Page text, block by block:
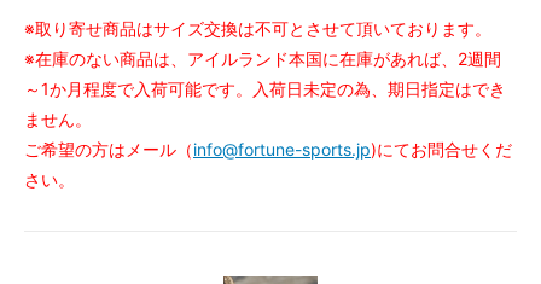
※取り寄せ商品はサイズ交換は不可とさせて頂いております。
※在庫のない商品は、アイルランド本国に在庫があれば、2週間
～1か月程度で入荷可能です。入荷日未定の為、期日指定はでき
ません。
ご希望の方はメール（info@fortune-sports.jp)にてお問合せくだ
さい。